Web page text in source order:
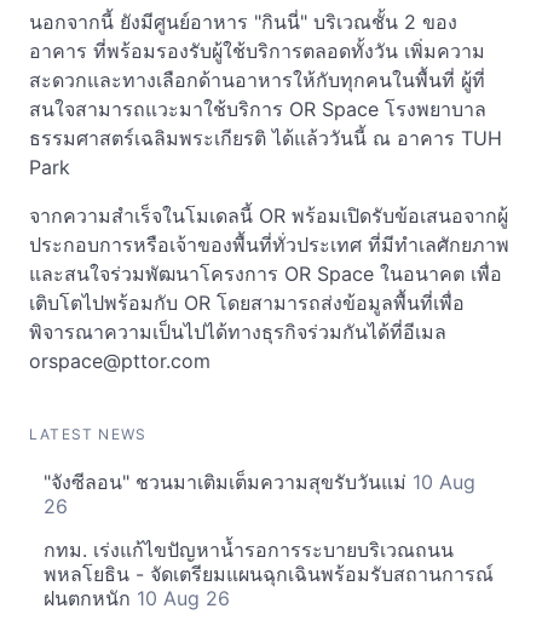
นอกจากนี้ ยังมีศูนย์อาหาร "กินนี่" บริเวณชั้น 2 ของ
อาคาร ที่พร้อมรองรับผู้ใช้บริการตลอดทั้งวัน เพิ่มความ
สะดวกและทางเลือกด้านอาหารให้กับทุกคนในพื้นที่ ผู้ที่
สนใจสามารถแวะมาใช้บริการ OR Space โรงพยาบาล
ธรรมศาสตร์เฉลิมพระเกียรติ ได้แล้ววันนี้ ณ อาคาร TUH
Park
จากความสำเร็จในโมเดลนี้ OR พร้อมเปิดรับข้อเสนอจากผู้
ประกอบการหรือเจ้าของพื้นที่ทั่วประเทศ ที่มีทำเลศักยภาพ
และสนใจร่วมพัฒนาโครงการ OR Space ในอนาคต เพื่อ
เติบโตไปพร้อมกับ OR โดยสามารถส่งข้อมูลพื้นที่เพื่อ
พิจารณาความเป็นไปได้ทางธุรกิจร่วมกันได้ที่อีเมล
orspace@pttor.com
LATEST NEWS
"จังซีลอน" ชวนมาเติมเต็มความสุขรับวันแม่ 10 Aug
26
กทม. เร่งแก้ไขปัญหาน้ำรอการระบายบริเวณถนน
พหลโยธิน - จัดเตรียมแผนฉุกเฉินพร้อมรับสถานการณ์
ฝนตกหนัก 10 Aug 26